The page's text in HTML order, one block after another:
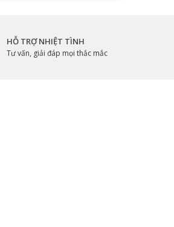
HỖ TRỢ NHIỆT TÌNH
Tư vấn, giải đáp mọi thắc mắc